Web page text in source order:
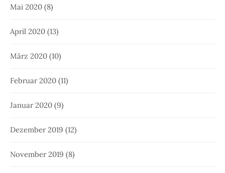
Mai 2020 (8)
April 2020 (13)
März 2020 (10)
Februar 2020 (11)
Januar 2020 (9)
Dezember 2019 (12)
November 2019 (8)